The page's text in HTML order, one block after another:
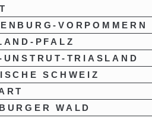
VORPOMMERN
PFALZ
TRIASLAND
SCHWEIZ
WALD